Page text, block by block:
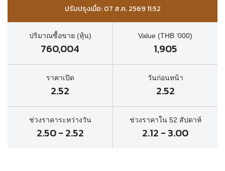
ปรับปรุงเมื่อ: 07 ส.ค. 2569 11:52
ปริมาณซื้อขาย (หุ้น)
760,004
Value (THB ‘000)
1,905
ราคาเปิด
2.52
วันก่อนหน้า
2.52
ช่วงราคาระหว่างวัน
2.50 - 2.52
ช่วงราคาใน 52 สัปดาห์
2.12 - 3.00